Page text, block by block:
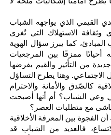
القيمي الذي يواجهه الشباب
الاستهلاك التي تُغري
كما يبرز سؤال الهوية
أحيانًا ممزقًا بين المرجعيات
جديدة من التأثير والقيم يفرضها
الاجتماعي. وهنا يطرح التساؤل
كالصّدق والأمانة والاحترام
وعي الشباب؟ أم أنها أصبحت
مع متطلبات العصر؟
الفجوة بين المعرفة الأخلاقية
فالعديد من الشباب قد